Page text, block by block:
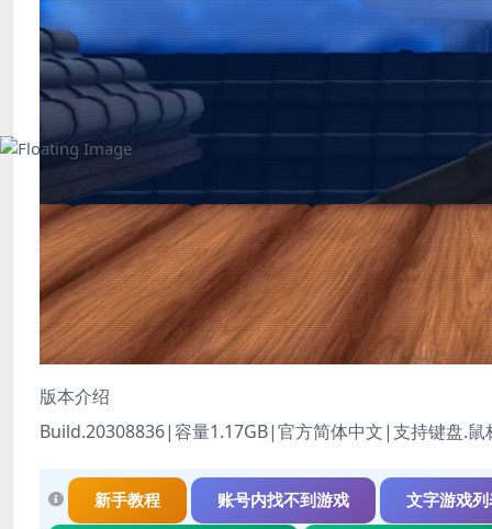
版本介绍
Build.20308836|容量1.17GB|官方简体中文|支持键盘.鼠
新手教程 账号内找不到游戏 文字游戏列